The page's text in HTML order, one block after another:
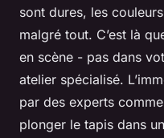
sont dures, les
malgré tout. C’est là
en scène - pas dans
atelier spécialisé.
par des experts
plonger le tapis dans